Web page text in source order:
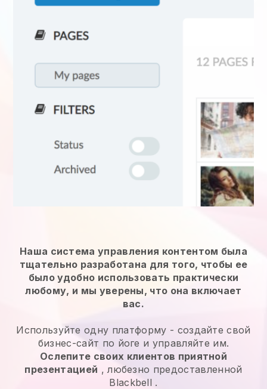
Наша система управления контентом была
тщательно разработана для того, чтобы ее
было удобно использовать практически
любому, и мы уверены, что она включает
вас.
Используйте одну платформу - создайте свой
бизнес-сайт по йоге и управляйте им.
Ослепите своих клиентов приятной
презентацией , любезно предоставленной
Blackbell .